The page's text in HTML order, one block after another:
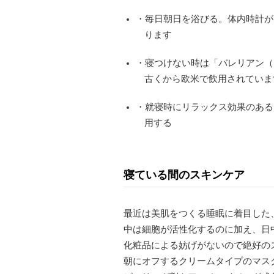
・毎日朝日を浴びる。体内時計
ります
・寝つけない時は「バレリアン
古くから欧米で飲用されてい
・就寝時にリラックス効果のあ
用する
寝ている間のスキンケア
最近は美肌をつくる睡眠に着目し
中は細胞が活性化するのに加え、
化粧品による妨げがないので絶好
朝にオフするクリームタイプのマ